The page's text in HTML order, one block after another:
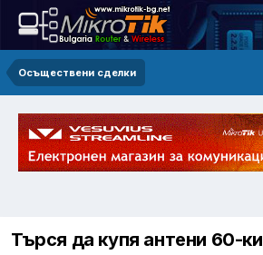
Осъществени сделки
Търся да купя антени 60-ки